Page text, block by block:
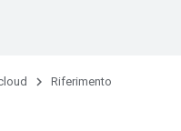
Riferimento